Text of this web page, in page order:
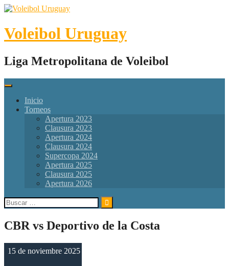
Skip
content
Voleibol Uruguay
Liga Metropolitana de Voleibol
Inicio
Torneos
Apertura 2023
Clausura 2023
Apertura 2024
Clausura 2024
Supercopa 2024
Apertura 2025
Clausura 2025
Apertura 2026
Buscar:
CBR vs Deportivo de la Costa
15 de noviembre 2025